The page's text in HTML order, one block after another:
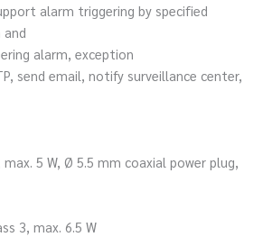
alarm triggering by specified
alarm, exception
send email, notify surveillance center,
max. 5 W, Ø 5.5 mm coaxial power plug,
3, max. 6.5 W